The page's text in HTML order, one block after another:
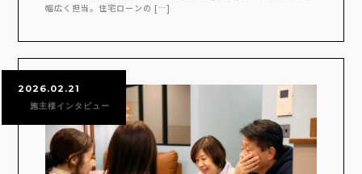
幅広く担当。住宅ローンの […]
2026.02.21
施主様インタビュー